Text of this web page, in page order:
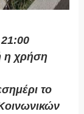
η χρήση
το